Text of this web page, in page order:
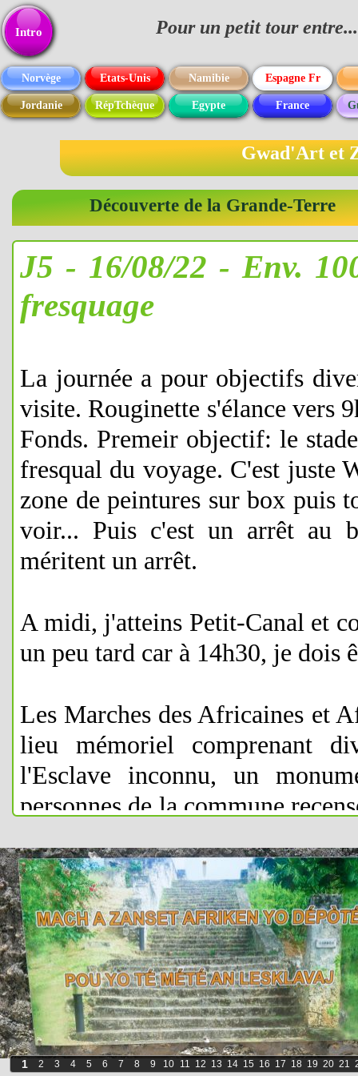
Gwad'Art et
Découverte de la Grande-Terre
1 2 3 4 5 6 7 8 9 10 11 12 13 14 15 16 17 18 19 20 21
J5 - 16/08/22 - Env.
fresquage
La journée a pour objectifs
visite. Rouginette s'élance vers
Fonds. Premeir objectif: le
fresqual du voyage. C'est juste
zone de peintures sur box puis
voir... Puis c'est un arrêt au
méritent un arrêt.
A midi, j'atteins Petit-Canal et
un peu tard car à 14h30, je dois
Les Marches des Africaines et
lieu mémoriel comprenant
l'Esclave inconnu, un
personnes de la commune
triangulaire. Celles et ceux
maudite traversée, y été
destin où d'autres tentaient de
précieusement enfouie, en
descendantes et descendants.
au long des siècles, de ne
réduire... Sur le site, il y a
Espagne Fr
RépTchèque France
Jordanie
Etats-Unis
Norvège
Egypte
Namibie
Intro
Texte Pour un petit tour